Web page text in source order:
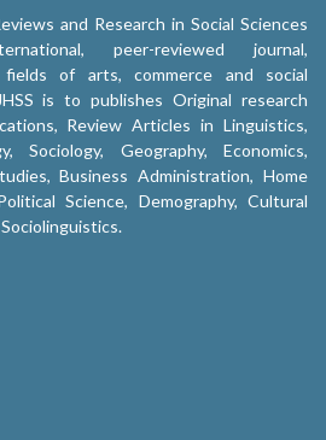
and Research in Social Sciences
peer-reviewed journal,
of arts, commerce and social
is to publishes Original research
Review Articles in Linguistics,
Sociology, Geography, Economics,
Business Administration, Home
Science, Demography, Cultural